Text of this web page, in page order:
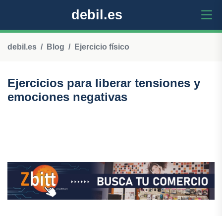
debil.es
debil.es Blog Ejercicio físico
Ejercicios para liberar tensiones y
emociones negativas